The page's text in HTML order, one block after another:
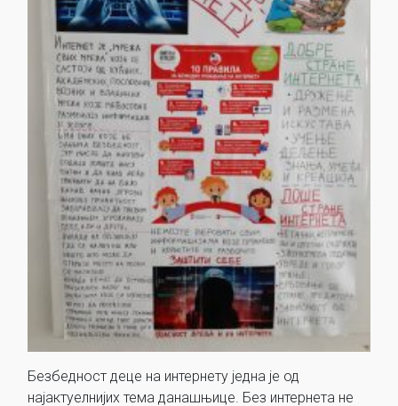
Безбедност деце на интернету једна је од
најактуелнијих тема данашњице. Без интернета не